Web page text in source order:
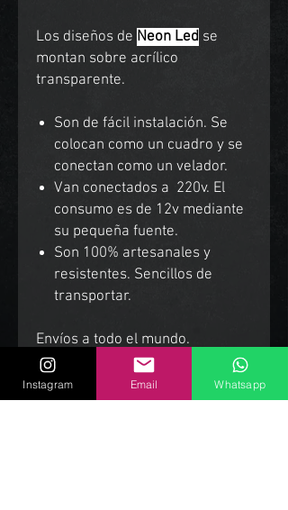
Los diseños de Neon Led se
montan sobre acrílico
transparente.
Son de fácil instalación. Se
colocan como un cuadro y se
conectan como un velador.
Van conectados a 220v. El
consumo es de 12v mediante
su pequeña fuente.
Son 100% artesanales y
resistentes. Sencillos de
transportar.
Envíos a todo el mundo.
Instagram Email Whatsapp